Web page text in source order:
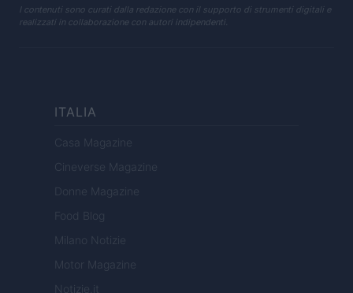
I contenuti sono curati dalla redazione con il supporto di strumenti digitali e
realizzati in collaborazione con autori indipendenti.
ITALIA
Casa Magazine
Cineverse Magazine
Donne Magazine
Food Blog
Milano Notizie
Motor Magazine
Notizie.it